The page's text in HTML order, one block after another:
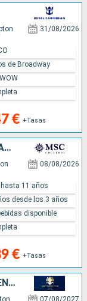
31/08/2026
€ +Tasas
de Broadway
REINO UNIDO, ESPAÑA, PORTUGAL, MALLORCA, TENERIFE, LANZAROTE
08/08/2026
€ +Tasas
11 años
desde los 3 años
disponible
REINO UNIDO, ESPAÑA, MALLORCA, TENERIFE, LANZAROTE, PORTUGAL